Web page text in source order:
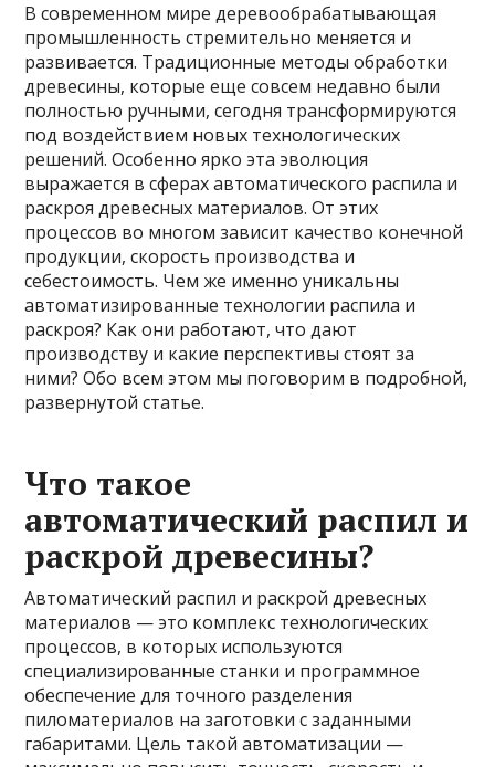
В современном мире деревообрабатывающая
промышленность стремительно меняется и
развивается. Традиционные методы обработки
древесины, которые еще совсем недавно были
полностью ручными, сегодня трансформируются
под воздействием новых технологических
решений. Особенно ярко эта эволюция
выражается в сферах автоматического распила и
раскроя древесных материалов. От этих
процессов во многом зависит качество конечной
продукции, скорость производства и
себестоимость. Чем же именно уникальны
автоматизированные технологии распила и
раскроя? Как они работают, что дают
производству и какие перспективы стоят за
ними? Обо всем этом мы поговорим в подробной,
развернутой статье.
Что такое
автоматический распил и
раскрой древесины?
Автоматический распил и раскрой древесных
материалов — это комплекс технологических
процессов, в которых используются
специализированные станки и программное
обеспечение для точного разделения
пиломатериалов на заготовки с заданными
габаритами. Цель такой автоматизации —